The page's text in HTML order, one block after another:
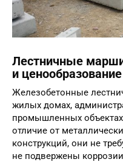
Лестничные
и ценообразование
Железобетонные
жилых домах,
промышленных
отличие от
конструкций, они не
не подвержены